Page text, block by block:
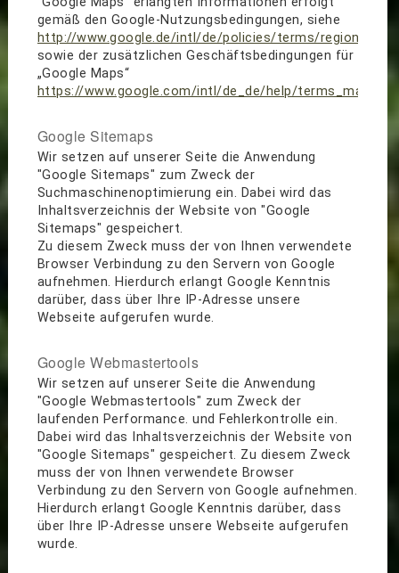
gemäß den Google-Nutzungsbedingungen, siehe
http://www.google.de/intl/de/policies/terms/
sowie der zusätzlichen Geschäftsbedingungen für
„Google Maps“
https://www.google.com/intl/de_de/help/
Google Sitemaps
Wir setzen auf unserer Seite die Anwendung
"Google Sitemaps" zum Zweck der
Suchmaschinenoptimierung ein. Dabei wird das
Inhaltsverzeichnis der Website von "Google
Sitemaps" gespeichert.
Zu diesem Zweck muss der von Ihnen verwendete
Browser Verbindung zu den Servern von Google
aufnehmen. Hierdurch erlangt Google Kenntnis
darüber, dass über Ihre IP-Adresse unsere
Webseite aufgerufen wurde.
Google Webmastertools
Wir setzen auf unserer Seite die Anwendung
"Google Webmastertools" zum Zweck der
laufenden Performance. und Fehlerkontrolle ein.
Dabei wird das Inhaltsverzeichnis der Website von
"Google Sitemaps" gespeichert. Zu diesem Zweck
muss der von Ihnen verwendete Browser
Verbindung zu den Servern von Google aufnehmen.
Hierdurch erlangt Google Kenntnis darüber, dass
über Ihre IP-Adresse unsere Webseite aufgerufen
wurde.